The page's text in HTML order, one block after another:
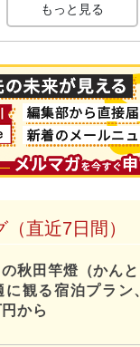
もっと見る
直近7日間）
秋田竿燈（かん
に観る宿泊プラン
から